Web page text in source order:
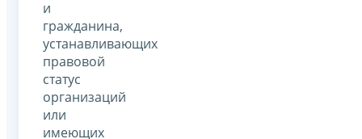
и
гражданина,
устанавливающих
правовой
статус
организаций
или
имеющих